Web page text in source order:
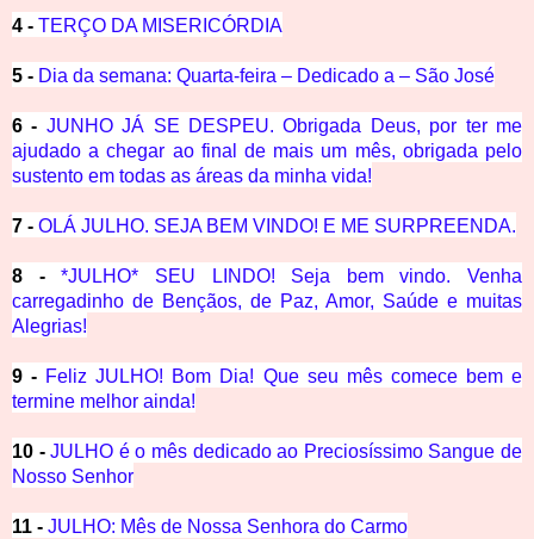
4 - TERÇO DA MISERICÓRDIA
5 - Dia da semana: Quarta-feira – Dedicado a – São José
6 - JUNHO JÁ SE DESPEU. Obrigada Deus, por ter me
ajudado a chegar ao final de mais um mês, obrigada pelo
sustento em todas as áreas da minha vida!
7 - OLÁ JULHO. SEJA BEM VINDO! E ME SURPREENDA.
8 -*JULHO* SEU LINDO! Seja bem vindo. Venha
carregadinho de Bençãos, de Paz, Amor, Saúde e muitas
Alegrias!
9 - Feliz JULHO! Bom Dia! Que seu mês comece bem e
termine melhor ainda!
10 -JULHO é o mês dedicado ao Preciosíssimo Sangue de
Nosso Senhor
11 - JULHO: Mês de Nossa Senhora do Carmo